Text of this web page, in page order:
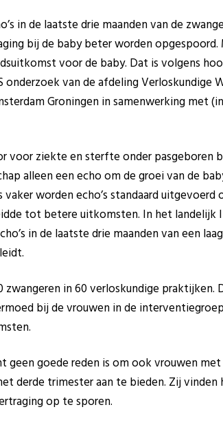
in de laatste drie maanden van de
bij de baby beter worden opgespoord.
voor de baby. Dat is volgens
van de afdeling Verloskundige
Groningen in samenwerking met
ziekte en sterfte onder pasgeboren
alleen een echo om de groei van de
worden echo’s standaard
tot betere uitkomsten. In het landelijk
in de laatste drie maanden van een
in 60 verloskundige praktijken.
bij de vrouwen in de interventiegroep
geen goede reden is om ook vrouwen
derde trimester aan te bieden. Zij
op te sporen.